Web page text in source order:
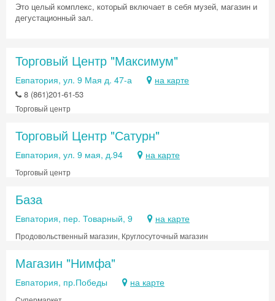
Это целый комплекс, который включает в себя музей, магазин и
дегустационный зал.
Торговый Центр "Максимум"
Евпатория, ул. 9 Мая д. 47-а на карте
8 (861)201-61-53
Торговый центр
Торговый Центр "Сатурн"
Евпатория, ул. 9 мая, д.94 на карте
Торговый центр
База
Евпатория, пер. Товарный, 9 на карте
Продовольственный магазин, Круглосуточный магазин
Магазин "Нимфа"
Евпатория, пр.Победы на карте